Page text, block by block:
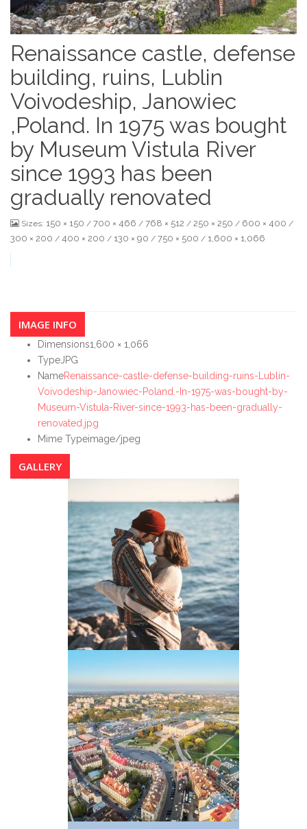
Renaissance castle, defense
building, ruins, Lublin
Voivodeship, Janowiec
,Poland. In 1975 was bought
by Museum Vistula River
since 1993 has been
gradually renovated
Sizes: 150 × 150 / 700 × 466 / 768 × 512 / 250 × 250 / 600 × 400 /
300 × 200 / 400 × 200 / 130 × 90 / 750 × 500 / 1,600 × 1,066
IMAGE INFO
Dimensions1,600 × 1,066
Type JPG
NameRenaissance-castle-defense-building-ruins-Lublin-
Voivodeship-Janowiec-Poland.-In-1975-was-bought-by-
Museum-Vistula-River-since-1993-has-been-gradually-
renovated.jpg
Mime Typeimage/jpeg
GALLERY